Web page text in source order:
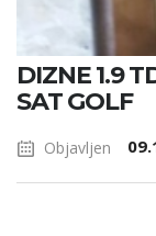
DIZNE 1.9
SAT GOLF
Objavljen